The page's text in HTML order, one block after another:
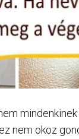
nem okoz